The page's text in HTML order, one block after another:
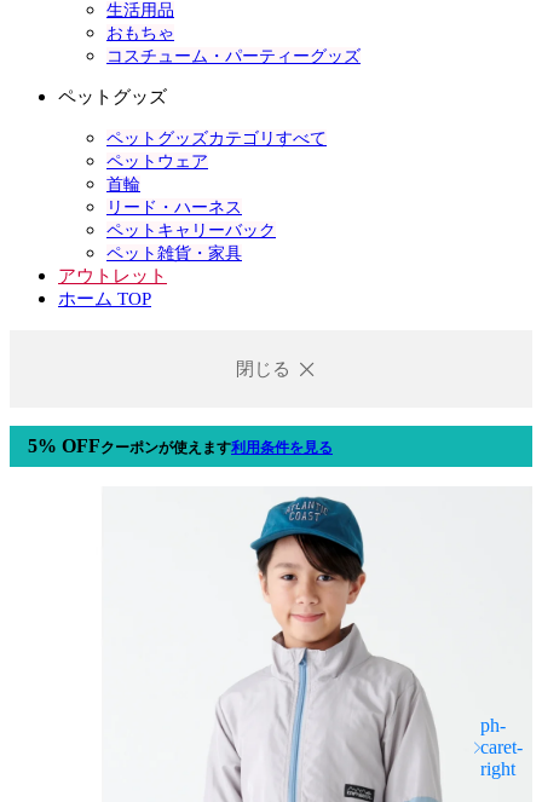
生活用品
おもちゃ
コスチューム・パーティーグッズ
ペットグッズ
ペットグッズカテゴリすべて
ペットウェア
首輪
リード・ハーネス
ペットキャリーバック
ペット雑貨・家具
アウトレット
ホーム TOP
閉じる
5% OFFクーポンが使えます利用条件を見る